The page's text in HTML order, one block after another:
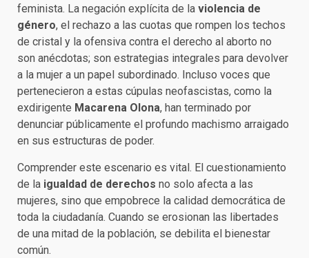
feminista. La negación explícita de la violencia de
género, el rechazo a las cuotas que rompen los techos
de cristal y la ofensiva contra el derecho al aborto no
son anécdotas; son estrategias integrales para devolver
a la mujer a un papel subordinado. Incluso voces que
pertenecieron a estas cúpulas neofascistas, como la
exdirigente Macarena Olona, han terminado por
denunciar públicamente el profundo machismo arraigado
en sus estructuras de poder.
Comprender este escenario es vital. El cuestionamiento
de la igualdad de derechos no solo afecta a las
mujeres, sino que empobrece la calidad democrática de
toda la ciudadanía. Cuando se erosionan las libertades
de una mitad de la población, se debilita el bienestar
común.